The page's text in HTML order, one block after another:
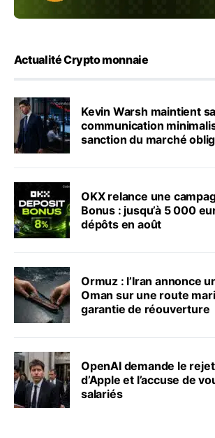
Actualité Crypto monnaie
Kevin Warsh maintient sa
communication
sanction du marché
OKX relance une
Bonus : jusqu’à 5 000
dépôts en août
Ormuz : l’Iran annonce
Oman sur une route
garantie de réouverture
OpenAI demande le
d’Apple et l’accuse de
salariés